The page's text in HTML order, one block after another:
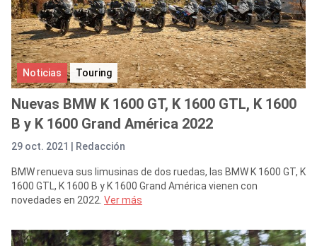
Noticias Touring
Nuevas BMW K 1600 GT, K 1600 GTL, K 1600
B y K 1600 Grand América 2022
29 oct. 2021 | Redacción
BMW renueva sus limusinas de dos ruedas, las BMW K 1600 GT, K
1600 GTL, K 1600 B y K 1600 Grand América vienen con
novedades en 2022. Ver más